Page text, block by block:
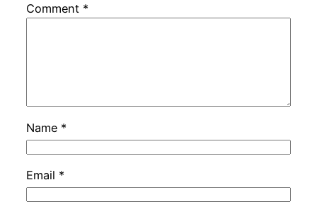
Comment *
Name *
Email *